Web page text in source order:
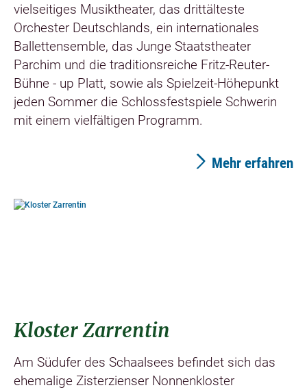
vielseitiges Musiktheater, das drittälteste
Orchester Deutschlands, ein internationales
Ballettensemble, das Junge Staatstheater
Parchim und die traditionsreiche Fritz-Reuter-
Bühne - up Platt, sowie als Spielzeit-Höhepunkt
jeden Sommer die Schlossfestspiele Schwerin
mit einem vielfältigen Programm.
Mehr erfahren
Kloster Zarrentin
Am Südufer des Schaalsees befindet sich das
ehemalige Zisterzienser Nonnenkloster